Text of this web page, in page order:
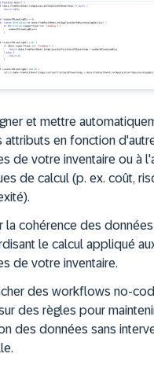
et mettre
attributs en fonction
de votre inventaire ou à
de calcul (p. ex. coût,
la cohérence des
le calcul appliqué
de votre inventaire.
des workflows no-
des règles pour
des données sans